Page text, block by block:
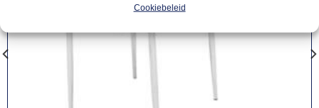
Cookiebeleid